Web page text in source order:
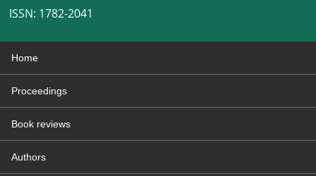
ISSN: 1782-2041
Home
Proceedings
Book reviews
Authors